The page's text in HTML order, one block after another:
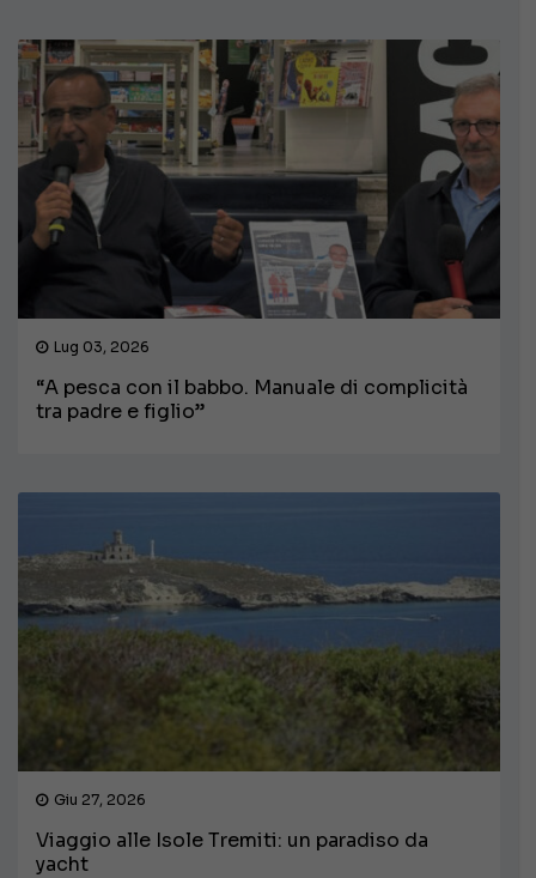
Lug 03, 2026
“A pesca con il babbo. Manuale di complicità
tra padre e figlio”
Giu 27, 2026
Viaggio alle Isole Tremiti: un paradiso da
yacht